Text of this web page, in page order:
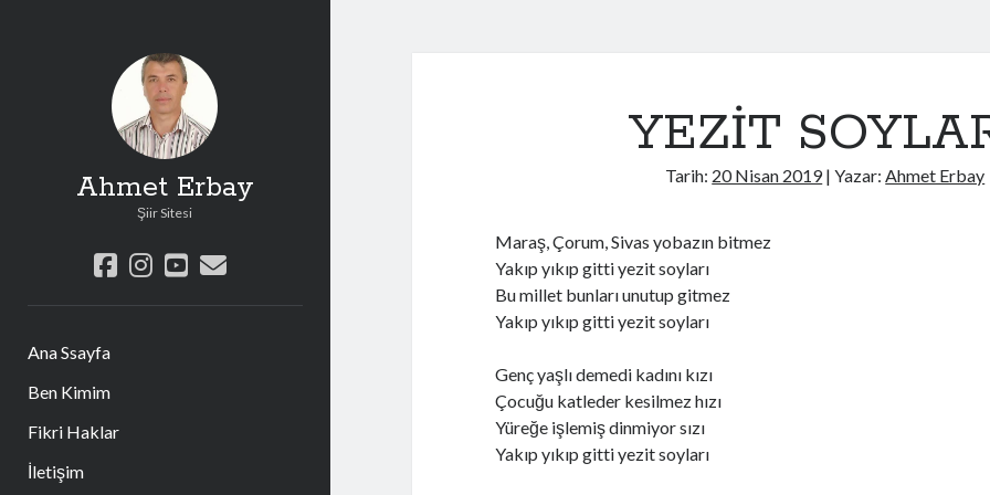
Ahmet Erbay
Şiir Sitesi
facebook
instagram
youtube
e-
Ana Ssayfa
Ben Kimim
Fikri Haklar
İletişim
YEZİT
Tarih: 20 Nisan 2019| Yazar:Ahmet Erbay
Maraş, Çorum, Sivas yobazın bitmez
Yakıp yıkıp gitti yezit soyları
Bu millet bunları unutup gitmez
Yakıp yıkıp gitti yezit soyları
Genç yaşlı demedi kadını kızı
Çocuğu katleder kesilmez hızı
Yüreğe işlemiş dinmiyor sızı
Yakıp yıkıp gitti yezit soyları